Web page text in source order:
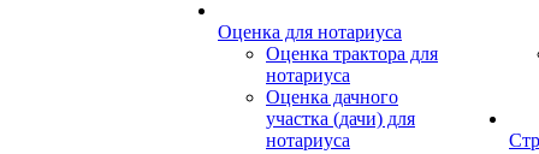
Оценка для нотариуса
Оценка трактора для
нотариуса
Оценка дачного
участка (дачи) для
нотариуса